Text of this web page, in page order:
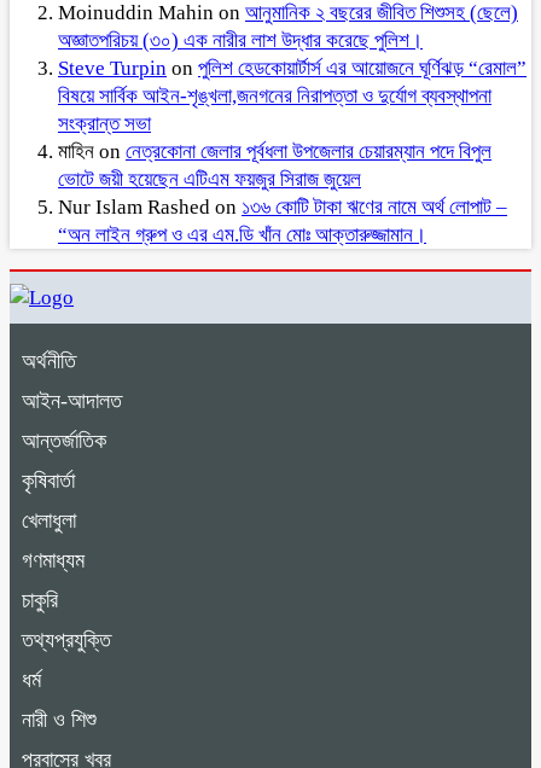
Moinuddin Mahin on আনুমানিক ২ বছরের জীবিত শিশুসহ (ছেলে)
অজ্ঞাতপরিচয় (৩০) এক নারীর লাশ উদ্ধার করেছে পুলিশ।
Steve Turpin on পুলিশ হেডকোয়ার্টার্স এর আয়োজনে ঘূর্ণিঝড় “রেমাল”
বিষয়ে সার্বিক আইন-শৃঙ্খলা,জনগনের নিরাপত্তা ও দুর্যোগ ব্যবস্থাপনা
সংক্রান্ত সভা
মাহিন on নেত্রকোনা জেলার পূর্বধলা উপজেলার চেয়ারম্যান পদে বিপুল
ভোটে জয়ী হয়েছেন এটিএম ফয়জুর সিরাজ জুয়েল
Nur Islam Rashed on ১৩৬ কোটি টাকা ঋণের নামে অর্থ লোপাট –
“অন লাইন গ্রুপ ও এর এম.ডি খাঁন মোঃ আক্তারুজ্জামান।
অর্থনীতি
আইন-আদালত
আন্তর্জাতিক
কৃষিবার্তা
খেলাধুলা
গণমাধ্যম
চাকুরি
তথ্যপ্রযুক্তি
ধর্ম
নারী ও শিশু
প্রবাসের খবর